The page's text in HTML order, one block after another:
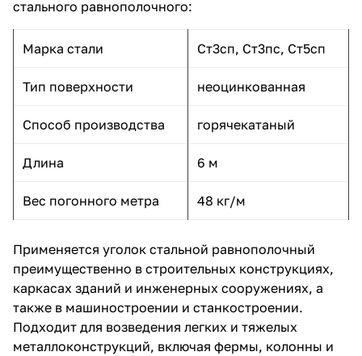
стального равнополочного:
Марка стали Ст3сп, Ст3пс, Ст5сп
Тип поверхности неоцинкованная
Способ производства горячекатаный
Длина 6 м
Вес погонного метра 48 кг/м
Применяется уголок стальной равнополочный
преимущественно в строительных конструкциях,
каркасах зданий и инженерных сооружениях, а
также в машиностроении и станкостроении.
Подходит для возведения легких и тяжелых
металлоконструкций, включая фермы, колонны и